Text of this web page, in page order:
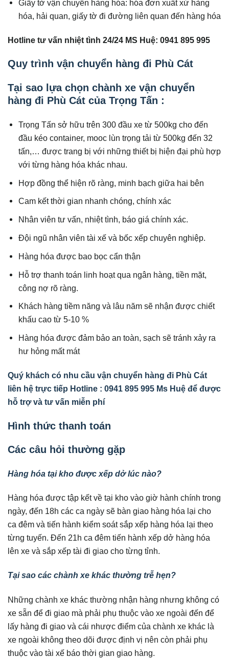
Giấy tờ vận chuyển hàng hóa: hóa đơn xuất xứ hàng
hóa, hải quan, giấy tờ đi đường liên quan đến hàng hóa
Hotline tư vấn nhiệt tình 24/24 MS Huệ: 0941 895 995
Quy trình vận chuyển hàng đi Phù Cát
Tại sao lựa chọn chành xe vận chuyển
hàng đi Phù Cát của Trọng Tấn :
Trọng Tấn sở hữu trên 300 đầu xe từ 500kg cho đến
đầu kéo container, mooc lùn trọng tải từ 500kg đến 32
tấn,… được trang bị với những thiết bị hiện đại phù hợp
với từng hàng hóa khác nhau.
Hợp đồng thể hiện rõ ràng, minh bạch giữa hai bên
Cam kết thời gian nhanh chóng, chính xác
Nhân viên tư vấn, nhiệt tình, báo giá chính xác.
Đội ngũ nhân viên tài xế và bốc xếp chuyên nghiệp.
Hàng hóa được bao bọc cẩn thận
Hỗ trợ thanh toán linh hoạt qua ngân hàng, tiền mặt,
công nợ rõ ràng.
Khách hàng tiềm năng và lâu năm sẽ nhận được chiết
khấu cao từ 5-10 %
Hàng hóa được đảm bảo an toàn, sạch sẽ tránh xảy ra
hư hỏng mất mát
Quý khách có nhu cầu vận chuyển hàng đi Phù Cát
liên hệ trực tiếp Hotline : 0941 895 995 Ms Huệ để được
hỗ trợ và tư vấn miễn phí
Hình thức thanh toán
Các câu hỏi thường gặp
Hàng hóa tại kho được xếp dở lúc nào?
Hàng hóa được tập kết về tại kho vào giờ hành chính trong
ngày, đến 18h các ca ngày sẽ bàn giao hàng hóa lại cho
ca đêm và tiến hành kiểm soát sắp xếp hàng hóa lại theo
từng tuyến. Đến 21h ca đêm tiến hành xếp dở hàng hóa
lên xe và sắp xếp tài đi giao cho từng tỉnh.
Tại sao các chành xe khác thường trễ hẹn?
Những chành xe khác thường nhận hàng nhưng không có
xe sẵn để đi giao mà phải phụ thuộc vào xe ngoài đến để
lấy hàng đi giao và cái nhược điểm của chành xe khác là
xe ngoài không theo dõi được định vị nên còn phải phụ
thuộc vào tài xế báo thời gian giao hàng.